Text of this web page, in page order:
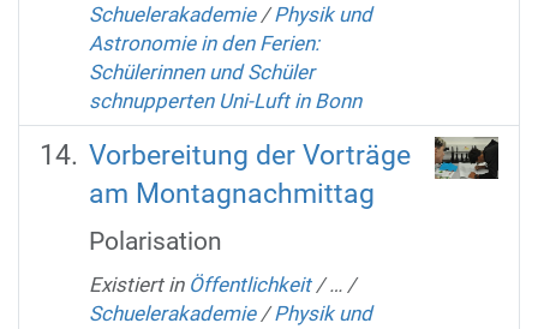
Schuelerakademie /Physik und
Astronomie in den Ferien:
Schülerinnen und Schüler
schnupperten Uni-Luft in Bonn
Vorbereitung der Vorträge
am Montagnachmittag
Polarisation
Existiert in Öffentlichkeit /… /
Schuelerakademie /Physik und